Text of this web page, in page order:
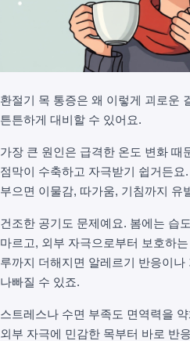
환절기 목 통증은 왜 이렇게 괴로운
튼튼하게 대비할 수 있어요.
가장 큰 원인은 급격한 온도 변화 때
점막이 수축하고 자극받기 쉽거든
부으면 이물감, 따가움, 기침까지 유
건조한 공기도 문제예요. 봄에는 습
마르고, 외부 자극으로부터 보호하
루까지 더해지면 알레르기 반응이
나빠질 수 있죠.
스트레스나 수면 부족도 면역력을
외부 자극에 민감한 목부터 바로 반